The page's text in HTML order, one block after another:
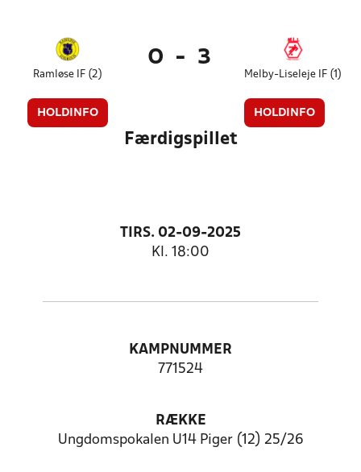
Ramløse IF (2)
HOLDINFO
0 - 3
Melby-Liseleje IF (1)
HOLDINFO
Færdigspillet
TIRS. 02-09-2025
Kl. 18:00
KAMPNUMMER
771524
RÆKKE
Ungdomspokalen U14 Piger (12) 25/26